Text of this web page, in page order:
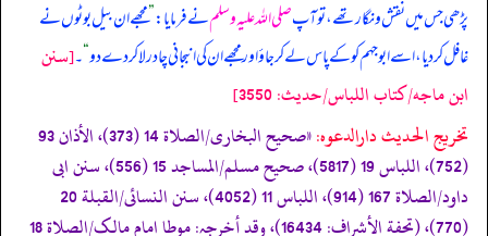
پڑھی جس میں نقش و نگار تھے، تو آپصلی اللہ علیہ وسلمنے فرمایا:”مجھے ان بیل بوٹوں نے
غافل کر دیا، اسے ابوجہم کو کے پاس لے کر جاؤ اور مجھے ان کی انبجانی چادر لا کر دے دو“۔[سنن
ابن ماجه/كتاب اللباس/حدیث: 3550]
تخریج الحدیث دارالدعوہ:
«صحیح البخاری/الصلاة 14 (373)، الأذان 93
(752)، اللباس 19 (5817)، صحیح مسلم/المساجد 15 (556)، سنن ابی
داود/الصلاة 167 (914)، اللباس 11 (4052)، سنن النسائی/القبلة 20
(770)، (تحفة الأشراف: 16434)، وقد أخرجہ: موطا امام مالک/الصلاة 18